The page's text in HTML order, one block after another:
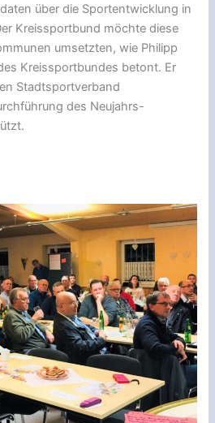
über die Sportentwicklung in
Kreissportbund möchte diese
umsetzten, wie Philipp
Kreissportbundes betont. Er
Stadtsportverband
des Neujahrs-